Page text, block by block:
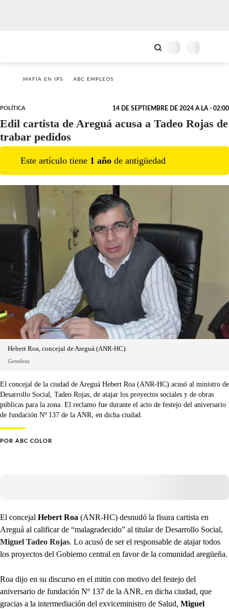
MAFIA EN IPS ABC EMPLEOS
POLÍTICA 14 DE SEPTIEMBRE DE 2024 A LA - 02:00
Edil cartista de Areguá acusa a Tadeo Rojas de
trabar pedidos
Este artículo tiene 1 año de antigüedad
Hebert Roa, concejal de Areguá (ANR-HC).
Gentileza
El concejal de la ciudad de Areguá Hebert Roa (ANR-HC) acusó al ministro de
Desarrollo Social, Tadeo Rojas, de atajar los proyectos sociales y de obras
públicas para la zona. El reclamo fue durante el acto de festejo del aniversario
de fundación Nº 137 de la ANR, en dicha ciudad.
POR ABC COLOR
El concejal Hebert Roa (ANR-HC) desnudó la fisura cartista en
Areguá al calificar de “malagradecido” al titular de Desarrollo Social,
Miguel Tadeo Rojas. Lo acusó de ser el responsable de atajar todos
los proyectos del Gobierno central en favor de la comunidad aregüeña.
Roa dijo en su discurso en el mitin con motivo del festejo del
aniversario de fundación Nº 137 de la ANR, en dicha ciudad, que
gracias a la intermediación del exviceministro de Salud, Miguel